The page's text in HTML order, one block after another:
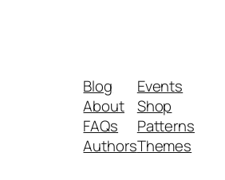
Blog
About
FAQs
Authors
Events
Shop
Patterns
Themes